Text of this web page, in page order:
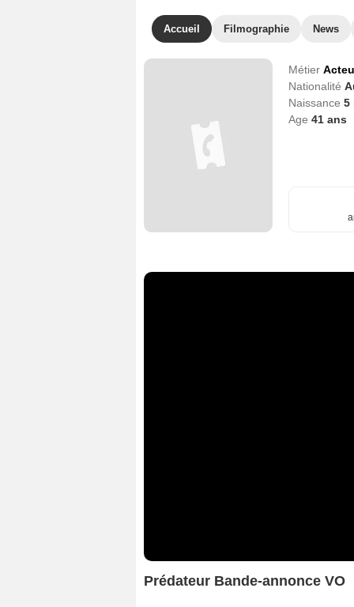
Accueil Filmographie News
Métier
Nationalité
Naissance 5
Age 41ans
Prédateur Bande-annonce VO